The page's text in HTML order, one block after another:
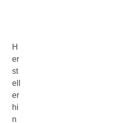
H
er
st
ell
er
hi
n